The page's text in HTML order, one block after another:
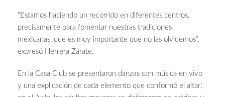
“Estamos haciendo un recorrido en diferentes centros,
precisamente para fomentar nuestras tradiciones
mexicanas, que es muy importante que no las olvidemos”,
expresó Herrera Zárate.
En la Casa Club se presentaron danzas con música en vivo
y una explicación de cada elemento que conformó el altar;